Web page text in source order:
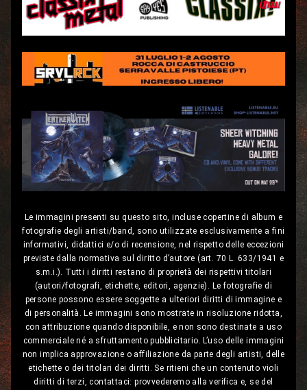
Le immagini presenti su questo sito, incluse copertine di album e
fotografie degli artisti/band, sono utilizzate esclusivamente a fini
informativi, didattici e/o di recensione, nel rispetto delle eccezioni
previste dalla normativa sul diritto d’autore (art. 70 L. 633/1941 e
s.m.i.). Tutti i diritti restano di proprietà dei rispettivi titolari
(autori/fotografi, etichette, editori, agenzie). Le fotografie di
persone possono essere soggette a ulteriori diritti di immagine e
di personalità. Le immagini sono mostrate in risoluzione ridotta,
con attribuzione quando disponibile, e non sono destinate a uso
commerciale né a sfruttamento pubblicitario. L’uso delle immagini
non implica approvazione o affiliazione da parte degli artisti, delle
etichette o dei titolari dei diritti. Se ritieni che un contenuto violi
diritti di terzi, contattaci: provvederemo alla verifica e, se del